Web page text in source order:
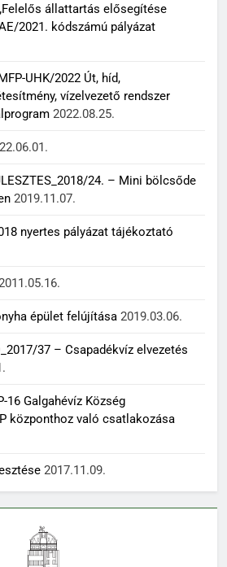
állattartás elősegítése
2021. kódszámú pályázat
UHK/2022 Út, híd,
vízelvezető rendszer
2022.08.25.
24. – Mini bölcsőde
2019.11.07.
nyertes pályázat tájékoztató
épület felújítása 2019.03.06.
37 – Csapadékvíz elvezetés
16 Galgahévíz Község
központhoz való csatlakozása
2017.11.09.